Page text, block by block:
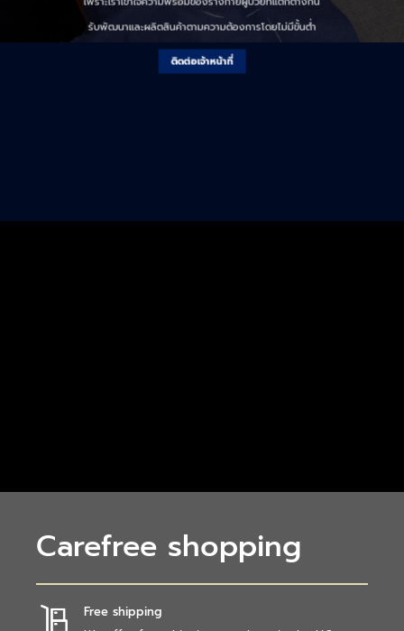
รับพัฒนาและผลิตสินค้าตามความต้องการโดยไม่มีขั้นต่ำ
ติดต่อเจ้าหน้าที่
Carefree shopping
Free shipping